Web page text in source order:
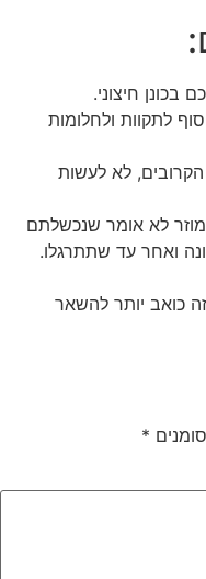
חיצוני.
לתקוות ולחלומות
לא לעשות
לא אומר שנכשלתם
ואחר עד שתתרגלו.
כואב יותר להשאר
*